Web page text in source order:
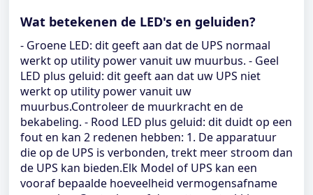
Wat betekenen de LED's en geluiden?
- Groene LED: dit geeft aan dat de UPS normaal
werkt op utility power vanuit uw muurbus. - Geel
LED plus geluid: dit geeft aan dat uw UPS niet
werkt op utility power vanuit uw
muurbus.Controleer de muurkracht en de
bekabeling. - Rood LED plus geluid: dit duidt op een
fout en kan 2 redenen hebben: 1. De apparatuur
die op de UPS is verbonden, trekt meer stroom dan
de UPS kan bieden.Elk Model of UPS kan een
vooraf bepaalde hoeveelheid vermogensafname